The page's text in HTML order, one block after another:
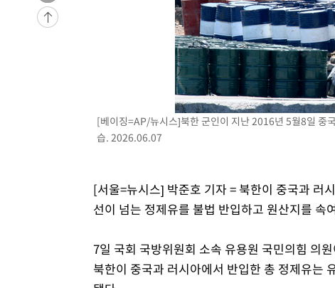
-8016초 전 >
극한폭염 한풀 꺾이지만…'낮 최고 35도' 무더위, 열대야 계속
주 날씨]
-5034초 전 >
축구협회 "압수수색·성접대 논란 사과…쇄신의 기회로 삼겠
[속보]'압수수색·성접대 논란' 축구협회 "실망과 걱정 안겨드
'최고 37도' 폭염 지속…강원동해안 최대 150㎜ 비
[속보]뉴욕증시 상승 마감…S&P 0.6% 나스닥 1.3%↑
[베이징=AP/뉴시스]북한 군인이 지난 2016년 5월8일 중
습. 2026.06.07
[서울=뉴시스] 박준호 기자 = 북한이 중국과 러
선이 넘는 정제유를 불법 반입하고 원산지를 속
7일 국회 국방위원회 소속 유용원 국민의힘 의
북한이 중국과 러시아에서 반입한 총 정제유는